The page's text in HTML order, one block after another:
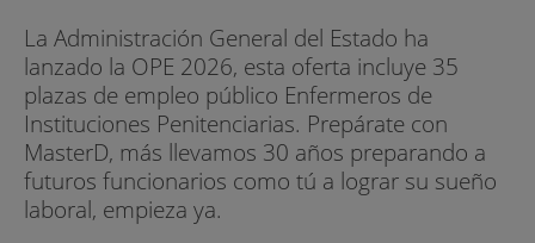
La Administración General del Estado ha
lanzado la OPE 2026, esta oferta incluye 35
plazas de empleo público Enfermeros de
Instituciones Penitenciarias. Prepárate con
MasterD, más llevamos 30 años preparando a
futuros funcionarios como tú a lograr su sueño
laboral, empieza ya.